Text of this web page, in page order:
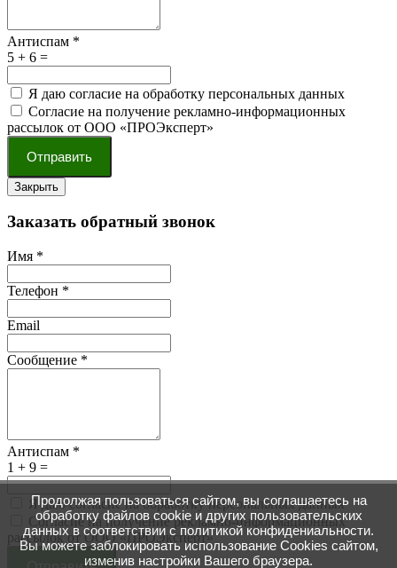
Антиспам *
5 + 6 =
Я даю согласие на обработку персональных данных
Согласие на получение рекламно-информационных
рассылок от ООО «ПРОЭксперт»
Отправить
Закрыть
Заказать обратный звонок
Имя *
Телефон *
Email
Сообщение *
Антиспам *
1 + 9 =
Я даю согласие на обработку персональных данных
Согласие на получение рекламно-информационных
рассылок от ООО «ПРОЭксперт»
Продолжая пользоваться сайтом, вы соглашаетесь на
обработку файлов cookie и других пользовательских
данных в соответствии с политикой конфидениальности.
Вы можете заблокировать использование Cookies сайтом,
изменив настройки Вашего браузера.